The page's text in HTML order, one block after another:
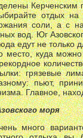
отдых
соли, а с
вод. Юг
едут не только
куда
грязевые
пьют,
Главное,
моря
много